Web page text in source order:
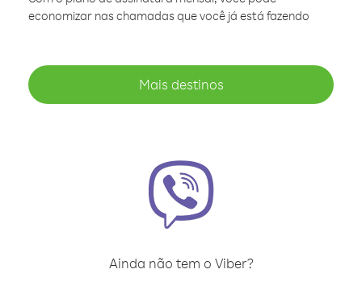
economizar nas chamadas que você já está fazendo
Mais destinos
Ainda não tem o Viber?